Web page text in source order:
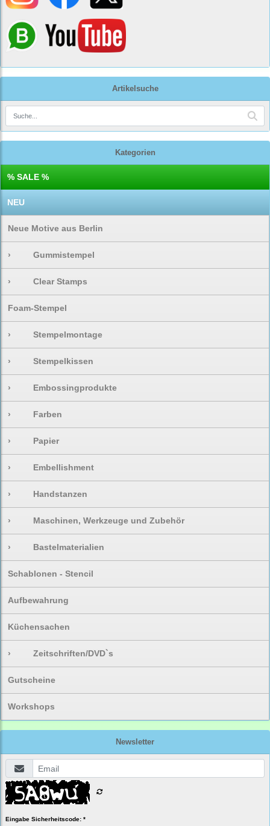
Artikelsuche
Kategorien
% SALE %
NEU
Neue Motive aus Berlin
› Gummistempel
› Clear Stamps
Foam-Stempel
› Stempelmontage
› Stempelkissen
› Embossingprodukte
› Farben
› Papier
› Embellishment
› Handstanzen
› Maschinen, Werkzeuge und Zubehör
› Bastelmaterialien
Schablonen - Stencil
Aufbewahrung
Küchensachen
› Zeitschriften/DVD`s
Gutscheine
Workshops
Newsletter
Eingabe Sicherheitscode: *